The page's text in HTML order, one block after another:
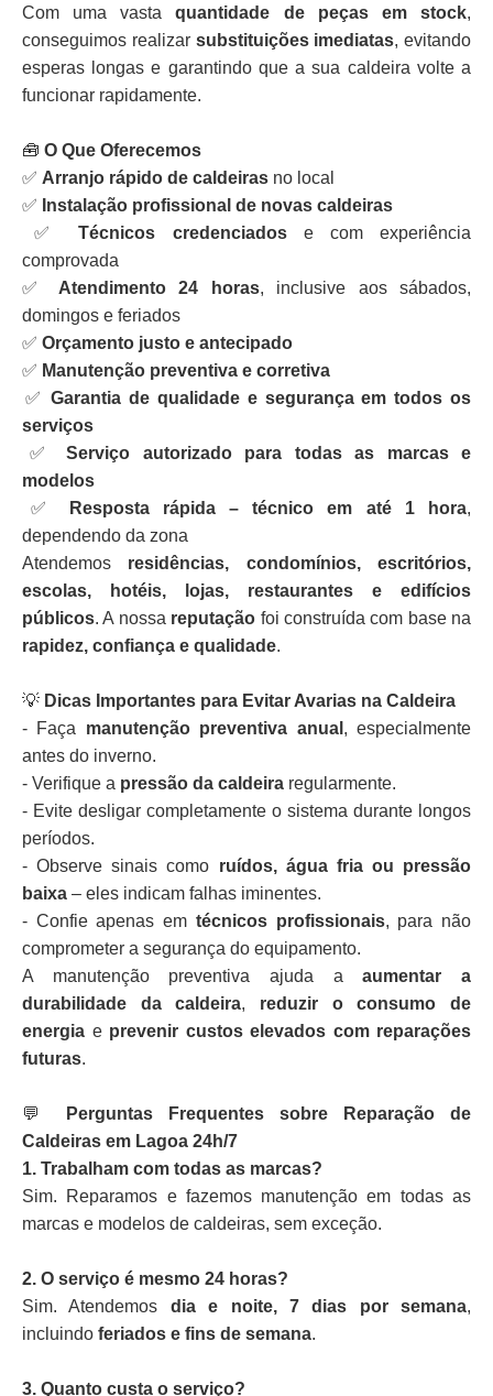
Com uma vastaquantidade de peças em stock,
conseguimos realizar substituições imediatas, evitando
esperas longas e garantindo que a sua caldeira volte a
funcionar rapidamente.
🧰 O Que Oferecemos
✅ Arranjo rápido de caldeiras no local
✅ Instalação profissional de novas caldeiras
✅Técnicos credenciadose com experiência
comprovada
✅ Atendimento 24 horas, inclusive aos sábados,
domingos e feriados
✅ Orçamento justo e antecipado
✅ Manutenção preventiva e corretiva
✅Garantia de qualidade e segurança em todos os
serviços
✅Serviço autorizado para todas as marcas e
modelos
✅
Resposta rápida – técnico em até 1 hora,
dependendo da zona
Atendemos residências, condomínios, escritórios,
escolas, hotéis, lojas, restaurantes e edifícios
públicos. A nossa reputação foi construída com base na
rapidez, confiança e qualidade.
💡 Dicas Importantes para Evitar Avarias na Caldeira
- Faça manutenção preventiva anual , especialmente
antes do inverno.
- Verifique a pressão da caldeira regularmente.
- Evite desligar completamente o sistema durante longos
períodos.
- Observe sinais como ruídos, água fria ou pressão
baixa – eles indicam falhas iminentes.
- Confie apenas em técnicos profissionais, para não
comprometer a segurança do equipamento.
A manutenção preventiva ajuda aaumentar a
durabilidade da caldeira, reduzir o consumo de
energia e prevenir custos elevados com reparações
futuras.
💬
Perguntas Frequentes sobre Reparação de
Caldeiras em Lagoa 24h/7
1. Trabalham com todas as marcas?
Sim. Reparamos e fazemos manutenção em todas as
marcas e modelos de caldeiras, sem exceção.
2. O serviço é mesmo 24 horas?
Sim. Atendemos dia e noite, 7 dias por semana,
incluindo feriados e fins de semana.
3. Quanto custa o serviço?